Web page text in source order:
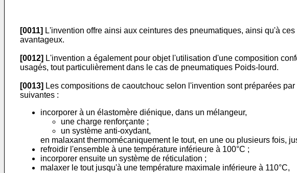
[0011] L'invention offre ainsi aux ceintures des pneumatiques, ainsi qu'à
avantageux.
[0012] L'invention a également pour objet l'utilisation d'une composition
usagés, tout particulièrement dans le cas de pneumatiques Poids-lourd.
[0013] Les compositions de caoutchouc selon l'invention sont préparées
suivantes :
incorporer à un élastomère diénique, dans un mélangeur,
une charge renforçante ;
un système anti-oxydant,
en malaxant thermomécaniquement le tout, en une ou plusieurs fois,
refroidir l'ensemble à une température inférieure à 100°C ;
incorporer ensuite un système de réticulation ;
malaxer le tout jusqu'à une température maximale inférieure à 110°C,